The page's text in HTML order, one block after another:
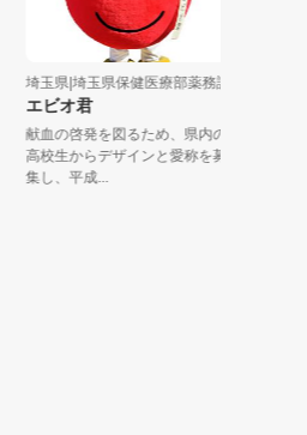
埼玉県|埼玉県保健医療部薬務課
エビオ君
献血の啓発を図るため、県内の
高校生からデザインと愛称を募
集し、平成...